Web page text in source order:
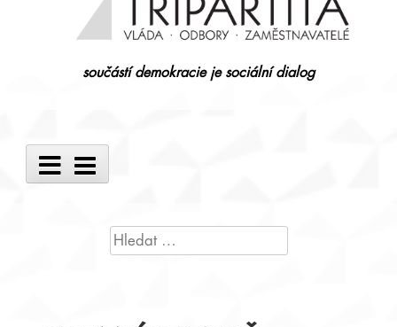
součástí demokracie je sociální dialog
Main
Menu
VYHLEDÁVÁNÍ